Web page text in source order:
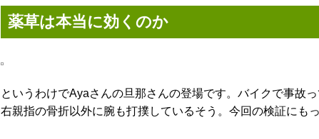
薬草は本当に効くのか
というわけでAyaさんの旦那さんの登場です。バイクで事故
右親指の骨折以外に腕も打撲しているそう。今回の検証にも